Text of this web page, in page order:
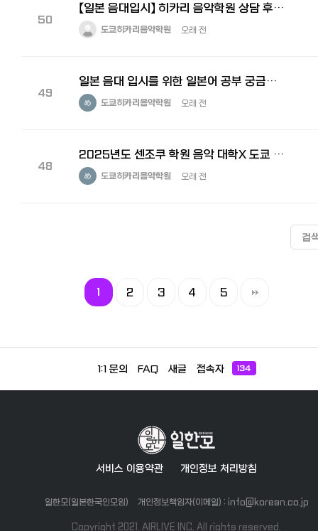
50
【일본 음대입시】 히카리 음악학원 상담 후기- 센조쿠음대 락&팝스 코스
도쿄히카리음악학원 오래 전
49
일본 음대 입시를 위한 일본어 공부 궁금하신 분들 필독 ( 긴 글 주의 )
도쿄히카리음악학원 오래 전
48
2025년도 센조쿠 학원 음악 대학X 도쿄 히카리 단독 설명회를 개최합니다. 일본음대유학ㅣ일본음대입시
도쿄히카리음악학원 오래 전
검
1 2 3 4 5
1:1 문의 FAQ 새글 접속자 134
서비스 이용약관 개인정보 처리방침
일한모(일본한국인모임) 개인정보책임자(이메일) : info@korean.co.jp
Copyright 2021. AIRLIVE INC. All rights reserved.